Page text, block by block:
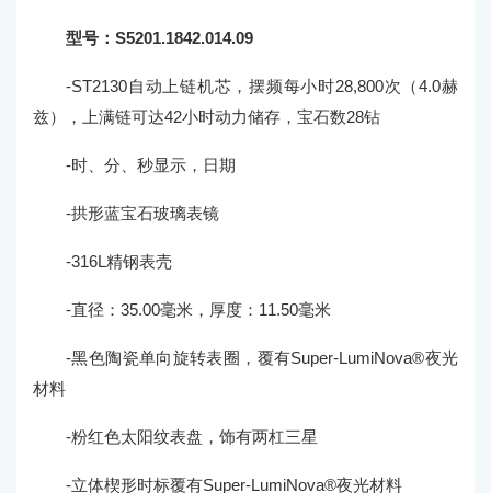
型号：S5201.1842.014.09
-ST2130自动上链机芯，摆频每小时28,800次（4.0赫
兹），上满链可达42小时动力储存，宝石数28钻
-时、分、秒显示，日期
-拱形蓝宝石玻璃表镜
-316L精钢表壳
-直径：35.00毫米，厚度：11.50毫米
-黑色陶瓷单向旋转表圈，覆有Super-LumiNova®夜光
材料
-粉红色太阳纹表盘，饰有两杠三星
-立体楔形时标覆有Super-LumiNova®夜光材料